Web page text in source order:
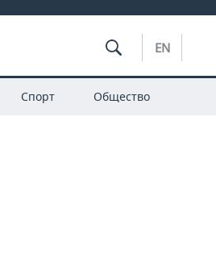
EN
Спорт Общество